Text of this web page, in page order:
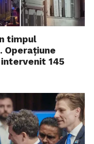
timpul
Operațiune
145